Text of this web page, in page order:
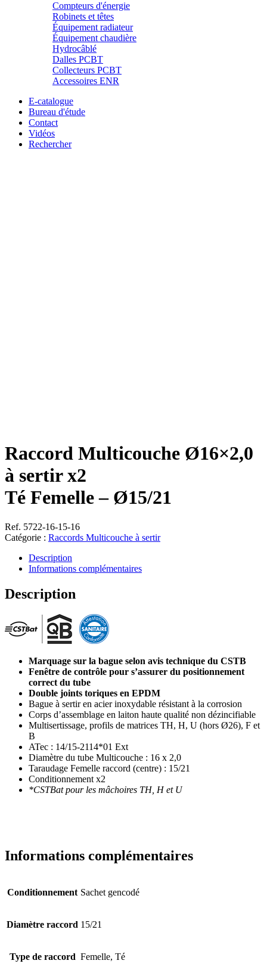
Compteurs d'énergie
Robinets et têtes
Équipement radiateur
Équipement chaudière
Hydrocâblé
Dalles PCBT
Collecteurs PCBT
Accessoires ENR
E-catalogue
Bureau d'étude
Contact
Vidéos
Rechercher
Raccord Multicouche Ø16×2,0
à sertir x2
Té Femelle – Ø15/21
Ref. 5722-16-15-16
Catégorie : Raccords Multicouche à sertir
Description
Informations complémentaires
Description
Marquage sur la bague selon avis technique du CSTB
Fenêtre de contrôle pour s’assurer du positionnement
correct du tube
Double joints toriques en EPDM
Bague à sertir en acier inoxydable résistant à la corrosion
Corps d’assemblage en laiton haute qualité non dézincifiable
Multisertissage, profils de matrices TH, H, U (hors Ø26), F et
B
ATec : 14/15-2114*01 Ext
Diamètre du tube Multicouche : 16 x 2,0
Taraudage Femelle raccord (centre) : 15/21
Conditionnement x2
*CSTBat pour les mâchoires TH, H et U
Informations complémentaires
Conditionnement Sachet gencodé
Diamètre raccord 15/21
Type de raccord Femelle, Té